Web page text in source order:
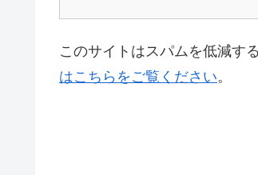
このサイトはスパムを低減す
はこちらをご覧ください。